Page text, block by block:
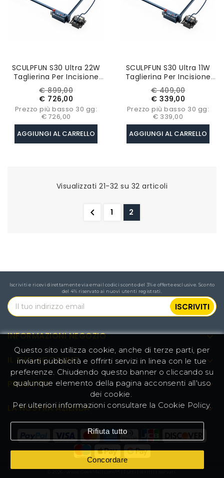
SCULPFUN S30 Ultra 22W
Taglierina Per Incisione
Laser
Prezzo
base
€ 899,00Prezzo
€ 726,00
Prezzo più basso 30 gg:
€ 726,00
AGGIUNGI AL CARRELLO
SCULPFUN S30 Ultra 11W
Taglierina Per Incisione
Laser
Prezzo
base
€ 409,00Prezzo
€ 339,00
Prezzo più basso 30 gg:
€ 339,00
AGGIUNGI AL CARRELLO
Visualizzati 21-32 su 32 articoli
 1 2
IL TUO ACCOUNT 
PRODOTTI 
LA NOSTRA AZIENDA 
INFORMAZIONI NEGOZIO 
Iscriviti e ricevi direttamente via email codici sconto del 3% e offerte esclusive. Sconto
del 4% riservato ai nuovi utenti registrati.
Questo sito utilizza cookie, anche di terze parti, per
inviarti pubblicità e offrirti servizi in linea con le tue
preferenze. Chiudendo questo banner o cliccando su
qualunque elemento della pagina acconsenti all'uso
dei cookie.
Per ulteriori informazioni consultare la Cookie Policy.
Rifiuta tutto
Concordare